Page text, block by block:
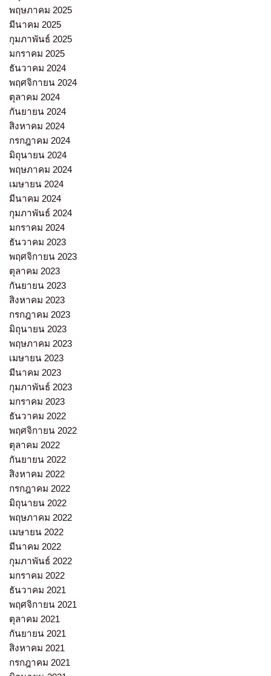
พฤษภาคม 2025
มีนาคม 2025
กุมภาพันธ์ 2025
มกราคม 2025
ธันวาคม 2024
พฤศจิกายน 2024
ตุลาคม 2024
กันยายน 2024
สิงหาคม 2024
กรกฎาคม 2024
มิถุนายน 2024
พฤษภาคม 2024
เมษายน 2024
มีนาคม 2024
กุมภาพันธ์ 2024
มกราคม 2024
ธันวาคม 2023
พฤศจิกายน 2023
ตุลาคม 2023
กันยายน 2023
สิงหาคม 2023
กรกฎาคม 2023
มิถุนายน 2023
พฤษภาคม 2023
เมษายน 2023
มีนาคม 2023
กุมภาพันธ์ 2023
มกราคม 2023
ธันวาคม 2022
พฤศจิกายน 2022
ตุลาคม 2022
กันยายน 2022
สิงหาคม 2022
กรกฎาคม 2022
มิถุนายน 2022
พฤษภาคม 2022
เมษายน 2022
มีนาคม 2022
กุมภาพันธ์ 2022
มกราคม 2022
ธันวาคม 2021
พฤศจิกายน 2021
ตุลาคม 2021
กันยายน 2021
สิงหาคม 2021
กรกฎาคม 2021